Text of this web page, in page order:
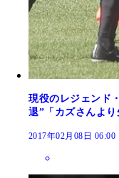
現役のレジェンド
退”「カズさんより
2017年02月08日 06:00